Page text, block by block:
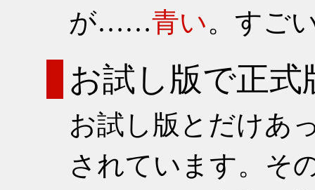
が……青い。すご
お試し版で正式
お試し版とだけあ
されています。そ